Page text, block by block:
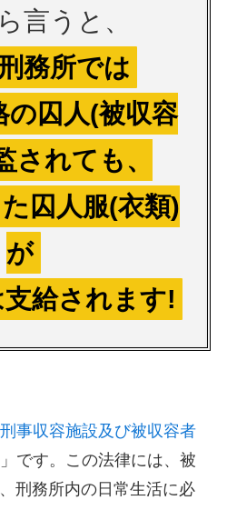
言うと、
務所では
の囚人(被収容
されても、
囚人服(衣類)
が
給されます!
刑事収容施設及び被収容者
」です。この法律には、被
刑務所内の日常生活に必